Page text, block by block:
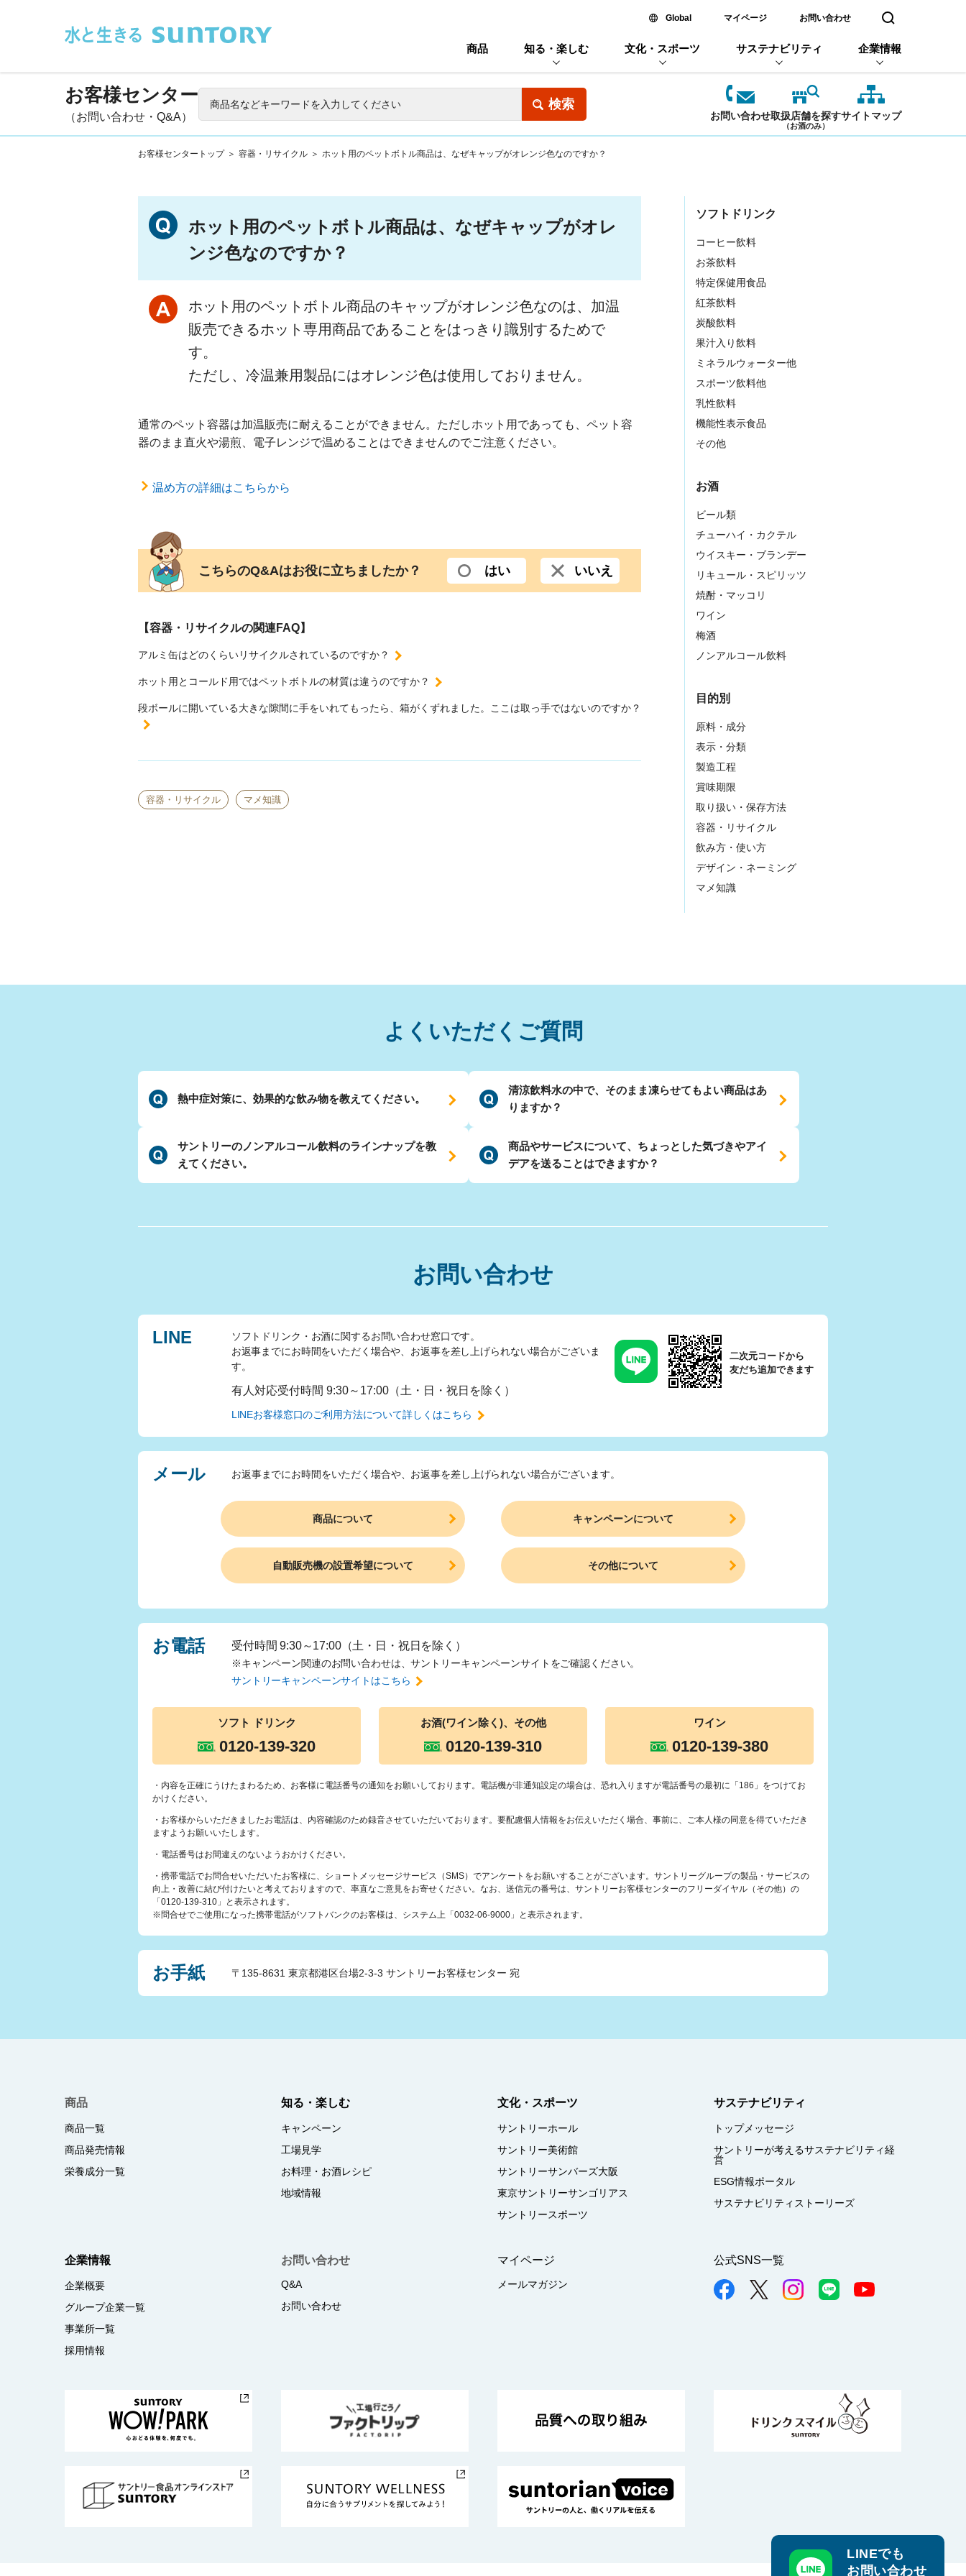
Global新しいウィンドウで開く
マイページ お問い合わせ 検索窓を開く
商品 知る・楽しむ 文化・スポーツ サステナビリティ 企業情報
お客様センター
（お問い合わせ・Q&A） お問い合わせ取扱店舗を探す
（お酒のみ）
サイトマップ
お客様センタートップ ＞ 容器・リサイクル ＞ ホット用のペットボトル商品は、なぜキャップがオレンジ色なのですか？
ホット用のペットボトル商品は、なぜキャップがオレ
ンジ色なのですか？
ホット用のペットボトル商品のキャップがオレンジ色なのは、加温
販売できるホット専用商品であることをはっきり識別するためで
す。
ただし、冷温兼用製品にはオレンジ色は使用しておりません。
通常のペット容器は加温販売に耐えることができません。ただしホット用であっても、ペット容
器のまま直火や湯煎、電子レンジで温めることはできませんのでご注意ください。
温め方の詳細はこちらから
こちらのQ&Aはお役に立ちましたか？ はい いいえ
【容器・リサイクルの関連FAQ】
アルミ缶はどのくらいリサイクルされているのですか？
ホット用とコールド用ではペットボトルの材質は違うのですか？
段ボールに開いている大きな隙間に手をいれてもったら、箱がくずれました。ここは取っ手ではないのですか？
容器・リサイクル マメ知識
ソフトドリンク
コーヒー飲料
お茶飲料
特定保健用食品
紅茶飲料
炭酸飲料
果汁入り飲料
ミネラルウォーター他
スポーツ飲料他
乳性飲料
機能性表示食品
その他
お酒
ビール類
チューハイ・カクテル
ウイスキー・ブランデー
リキュール・スピリッツ
焼酎・マッコリ
ワイン
梅酒
ノンアルコール飲料
目的別
原料・成分
表示・分類
製造工程
賞味期限
取り扱い・保存方法
容器・リサイクル
飲み方・使い方
デザイン・ネーミング
マメ知識
よくいただくご質問
熱中症対策に、効果的な飲み物を教えてください。
清涼飲料水の中で、そのまま凍らせてもよい商品はあ
りますか？
サントリーのノンアルコール飲料のラインナップを教
えてください。
商品やサービスについて、ちょっとした気づきやアイ
デアを送ることはできますか？
お問い合わせ
LINE
ソフトドリンク・お酒に関するお問い合わせ窓口です。
お返事までにお時間をいただく場合や、 お返事を差し上げられない場合がございま
す。
有人対応受付時間 9:30～17:00（土・日・祝日を除く）
LINEお客様窓口のご利用方法について詳しくはこちら
二次元コードから
友だち追加できます
メール お返事までにお時間をいただく場合や、 お返事を差し上げられない場合がございます。
商品について キャンペーンについて
自動販売機の設置希望について その他について
お電話 受付時間 9:30～17:00（土・日・祝日を除く）
※キャンペーン関連のお問い合わせは、サントリーキャンペーンサイトをご確認ください。
サントリーキャンペーンサイトはこちら
ソフト ドリンク
0120-139-320
お酒(ワイン除く)、その他
0120-139-310
ワイン
0120-139-380
・内容を正確にうけたまわるため、お客様に電話番号の通知をお願いしております。電話機が非通知設定の場合は、恐れ入りますが電話番号の最初に「186」をつけてお
かけください。
・お客様からいただきましたお電話は、内容確認のため録音させていただいております。要配慮個人情報をお伝えいただく場合、事前に、ご本人様の同意を得ていただき
ますようお願いいたします。
・電話番号はお間違えのないようおかけください。
・携帯電話でお問合せいただいたお客様に、ショートメッセージサービス（SMS）でアンケートをお願いすることがございます。サントリーグループの製品・サービスの
向上・改善に結び付けたいと考えておりますので、率直なご意見をお寄せください。なお、送信元の番号は、サントリーお客様センターのフリーダイヤル（その他）の
「0120-139-310」と表示されます。
※問合せでご使用になった携帯電話がソフトバンクのお客様は、システム上「0032-06-9000」と表示されます。
お手紙 〒135-8631 東京都港区台場2-3-3 サントリーお客様センター 宛
LINEでも
お問い合わせ
商品
商品一覧
商品発売情報
栄養成分一覧
知る・楽しむ
キャンペーン
工場見学
お料理・お酒レシピ
地域情報
文化・スポーツ
サントリーホール
サントリー美術館
サントリーサンバーズ大阪
東京サントリーサンゴリアス
サントリースポーツ
サステナビリティ
トップメッセージ
サントリーが考えるサステナビリティ経
営
ESG情報ポータル
サステナビリティストーリーズ
企業情報
企業概要
グループ企業一覧
事業所一覧
採用情報
お問い合わせ
Q&A
お問い合わせ
マイページ
メールマガジン
公式SNS一覧